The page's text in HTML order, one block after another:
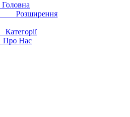
Головна
Розширення
Категорії
Про Нас